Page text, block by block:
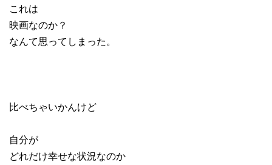
これは
映画なのか？
なんて思ってしまった。
比べちゃいかんけど
自分が
どれだけ幸せな状況なのか